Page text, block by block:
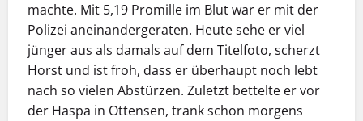
machte. Mit 5,19 Promille im Blut war er mit der
Polizei aneinandergeraten. Heute sehe er viel
jünger aus als damals auf dem Titelfoto, scherzt
Horst und ist froh, dass er überhaupt noch lebt
nach so vielen Abstürzen. Zuletzt bettelte er vor
der Haspa in Ottensen, trank schon morgens